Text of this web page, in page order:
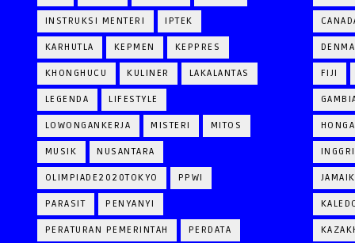
INSTRUKSI MENTERI IPTEK
KARHUTLA KEPMEN KEPPRES
KHONGHUCU KULINER LAKALANTAS
LEGENDA LIFESTYLE
LOWONGANKERJA MISTERI MITOS
MUSIK NUSANTARA
OLIMPIADE2020TOKYO PPWI
PARASIT PENYANYI
PERATURAN PEMERINTAH PERDATA
FIJI